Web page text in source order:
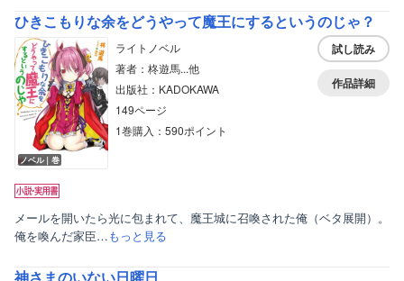
ひきこもりな余をどうやって魔王にするというのじゃ？
ノベル｜巻
ライトノベル
著者：柊遊馬...他
出版社：KADOKAWA
149ページ
1巻購入：590ポイント
試し読み
作品詳細
メールを開いたら光に包まれて、魔王城に召喚された俺（ベタ展開）。
俺を喚んだ家臣…もっと見る